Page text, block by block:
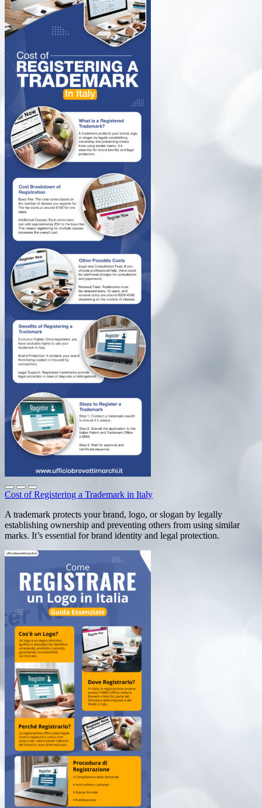
Cost of Registering a Trademark in Italy
A trademark protects your brand, logo, or slogan by legally
establishing ownership and preventing others from using similar
marks. It’s essential for brand identity and legal protection.